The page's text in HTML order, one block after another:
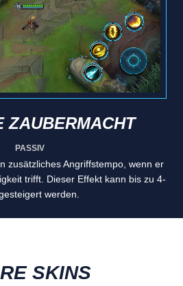
ZAUBERMACHT
PASSIV
zusätzliches Angriffstempo, wenn er
trifft. Dieser Effekt kann bis zu 4-
werden.
SKINS